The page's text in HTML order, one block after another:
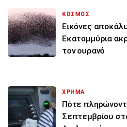
ΚΟΣΜΟΣ
Εικόνες
Εκατομμύρια
τον ουρανό
ΧΡΗΜΑ
Πότε
Σεπτεμβρίου